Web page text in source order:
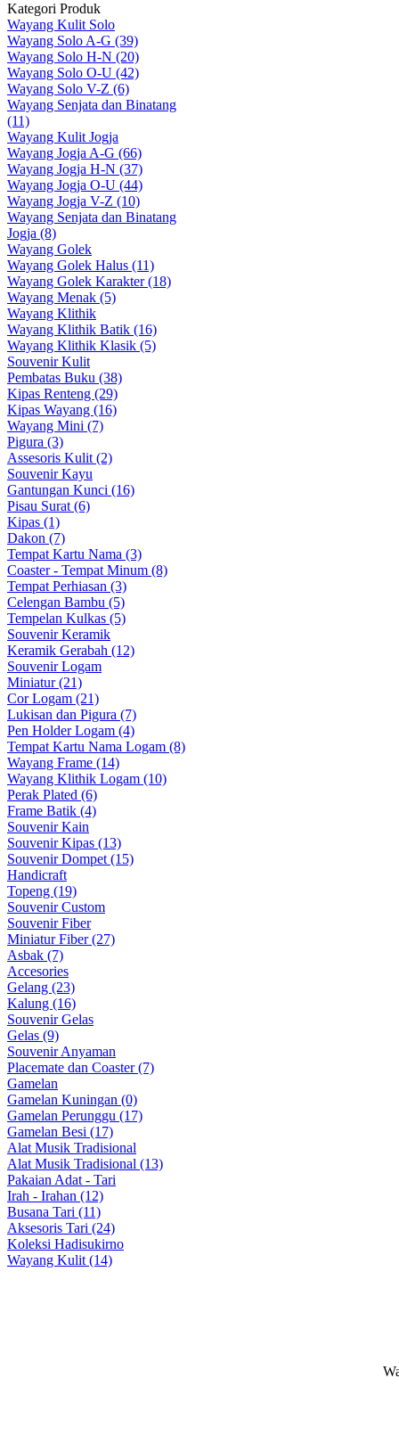
Kategori Produk
Wayang Kulit Solo
Wayang Solo A-G (39)
Wayang Solo H-N (20)
Wayang Solo O-U (42)
Wayang Solo V-Z (6)
Wayang Senjata dan Binatang
(11)
Wayang Kulit Jogja
Wayang Jogja A-G (66)
Wayang Jogja H-N (37)
Wayang Jogja O-U (44)
Wayang Jogja V-Z (10)
Wayang Senjata dan Binatang
Jogja (8)
Wayang Golek
Wayang Golek Halus (11)
Wayang Golek Karakter (18)
Wayang Menak (5)
Wayang Klithik
Wayang Klithik Batik (16)
Wayang Klithik Klasik (5)
Souvenir Kulit
Pembatas Buku (38)
Kipas Renteng (29)
Kipas Wayang (16)
Wayang Mini (7)
Pigura (3)
Assesoris Kulit (2)
Souvenir Kayu
Gantungan Kunci (16)
Pisau Surat (6)
Kipas (1)
Dakon (7)
Tempat Kartu Nama (3)
Coaster - Tempat Minum (8)
Tempat Perhiasan (3)
Celengan Bambu (5)
Tempelan Kulkas (5)
Souvenir Keramik
Keramik Gerabah (12)
Souvenir Logam
Miniatur (21)
Cor Logam (21)
Lukisan dan Pigura (7)
Pen Holder Logam (4)
Tempat Kartu Nama Logam (8)
Wayang Frame (14)
Wayang Klithik Logam (10)
Perak Plated (6)
Frame Batik (4)
Souvenir Kain
Souvenir Kipas (13)
Souvenir Dompet (15)
Handicraft
Topeng (19)
Souvenir Custom
Souvenir Fiber
Miniatur Fiber (27)
Asbak (7)
Accesories
Gelang (23)
Kalung (16)
Souvenir Gelas
Gelas (9)
Souvenir Anyaman
Placemate dan Coaster (7)
Gamelan
Gamelan Kuningan (0)
Gamelan Perunggu (17)
Gamelan Besi (17)
Alat Musik Tradisional
Alat Musik Tradisional (13)
Pakaian Adat - Tari
Irah - Irahan (12)
Busana Tari (11)
Aksesoris Tari (24)
Koleksi Hadisukirno
Wayang Kulit (14)